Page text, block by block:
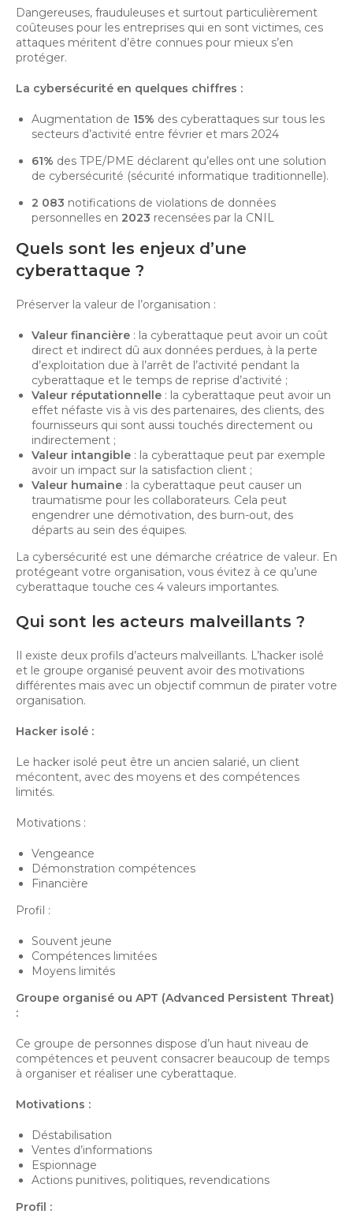
Dangereuses, frauduleuses et surtout particulièrement
coûteuses pour les entreprises qui en sont victimes, ces
attaques méritent d’être connues pour mieux s’en
protéger.
La cybersécurité en quelques chiffres :
Augmentation de 15% des cyberattaques sur tous les
secteurs d’activité entre février et mars 2024
61% des TPE/PME déclarent qu’elles ont une solution
de cybersécurité (sécurité informatique traditionnelle).
2 083 notifications de violations de données
personnelles en 2023 recensées par la CNIL
Quels sont les enjeux d’une
cyberattaque ?
Préserver la valeur de l’organisation :
Valeur financière : la cyberattaque peut avoir un coût
direct et indirect dû aux données perdues, à la perte
d’exploitation due à l’arrêt de l’activité pendant la
cyberattaque et le temps de reprise d’activité ;
Valeur réputationnelle : la cyberattaque peut avoir un
effet néfaste vis à vis des partenaires, des clients, des
fournisseurs qui sont aussi touchés directement ou
indirectement ;
Valeur intangible : la cyberattaque peut par exemple
avoir un impact sur la satisfaction client ;
Valeur humaine : la cyberattaque peut causer un
traumatisme pour les collaborateurs. Cela peut
engendrer une démotivation, des burn-out, des
départs au sein des équipes.
La cybersécurité est une démarche créatrice de valeur. En
protégeant votre organisation, vous évitez à ce qu’une
cyberattaque touche ces 4 valeurs importantes.
Qui sont les acteurs malveillants ?
Il existe deux profils d’acteurs malveillants. L’hacker isolé
et le groupe organisé peuvent avoir des motivations
différentes mais avec un objectif commun de pirater votre
organisation.
Hacker isolé :
Le hacker isolé peut être un ancien salarié, un client
mécontent, avec des moyens et des compétences
limités.
Motivations :
Vengeance
Démonstration compétences
Financière
Profil :
Souvent jeune
Compétences limitées
Moyens limités
Groupe organisé ou APT (Advanced Persistent Threat)
:
Ce groupe de personnes dispose d’un haut niveau de
compétences et peuvent consacrer beaucoup de temps
à organiser et réaliser une cyberattaque.
Motivations :
Déstabilisation
Ventes d’informations
Espionnage
Actions punitives, politiques, revendications
Profil :